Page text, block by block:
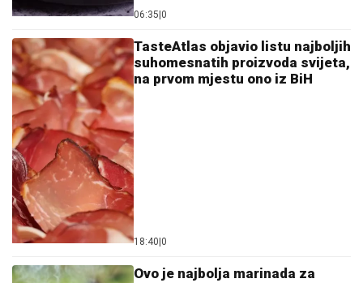
06:35 0
TasteAtlas objavio listu najboljih
suhomesnatih proizvoda svijeta,
na prvom mjestu ono iz BiH
18:40 0
Ovo je najbolja marinada za